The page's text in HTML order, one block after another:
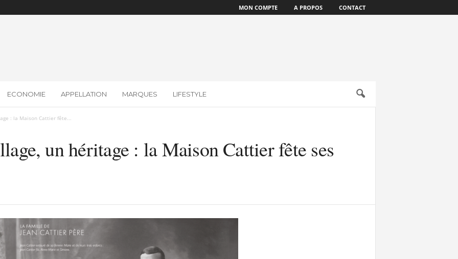
MON COMPTE A PROPOS CONTACT
ECONOMIE APPELLATION MARQUES LIFESTYLE
: la Maison Cattier fête...
un héritage : la Maison Cattier fête ses